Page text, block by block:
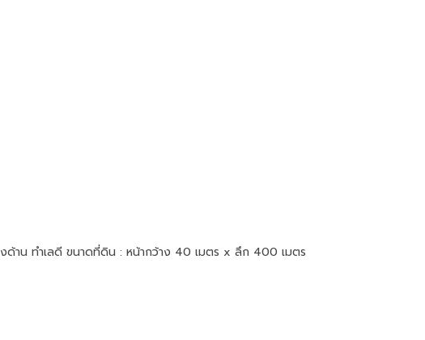
น ทําเลดี ขนาดที่ดิน : หน้ากว้าง 40 เมตร x ลึก 400 เมตร